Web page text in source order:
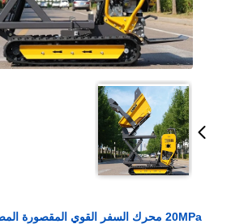
20MPa محرك السفر القوي المقصورة المضخة 500kg 85mm التربة